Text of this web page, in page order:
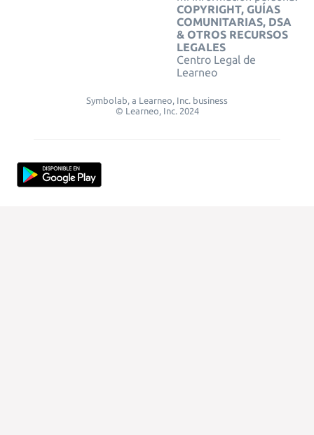
COPYRIGHT, GUÍAS
COMUNITARIAS, DSA
& OTROS RECURSOS
LEGALES
Centro Legal de
Learneo
Symbolab, a Learneo, Inc. business
© Learneo, Inc. 2024